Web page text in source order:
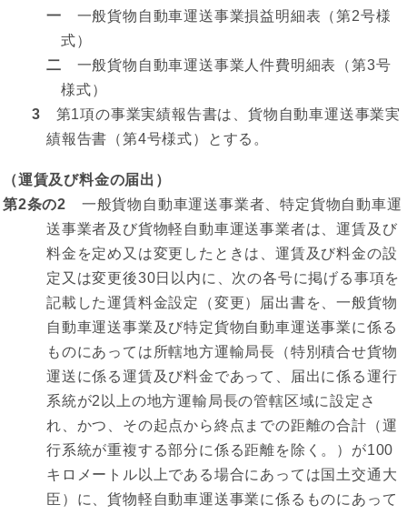
一 一般貨物自動車運送事業損益明細表（第2号様
式）
二 一般貨物自動車運送事業人件費明細表（第3号
様式）
3 第1項の事業実績報告書は、貨物自動車運送事業実
績報告書（第4号様式）とする。
（運賃及び料金の届出）
第2条の2 一般貨物自動車運送事業者、特定貨物自動車運
送事業者及び貨物軽自動車運送事業者は、運賃及び
料金を定め又は変更したときは、運賃及び料金の設
定又は変更後30日以内に、次の各号に掲げる事項を
記載した運賃料金設定（変更）届出書を、一般貨物
自動車運送事業及び特定貨物自動車運送事業に係る
ものにあっては所轄地方運輸局長（特別積合せ貨物
運送に係る運賃及び料金であって、届出に係る運行
系統が2以上の地方運輸局長の管轄区域に設定さ
れ、かつ、その起点から終点までの距離の合計（運
行系統が重複する部分に係る距離を除く。）が100
キロメートル以上である場合にあっては国土交通大
臣）に、貨物軽自動車運送事業に係るものにあって